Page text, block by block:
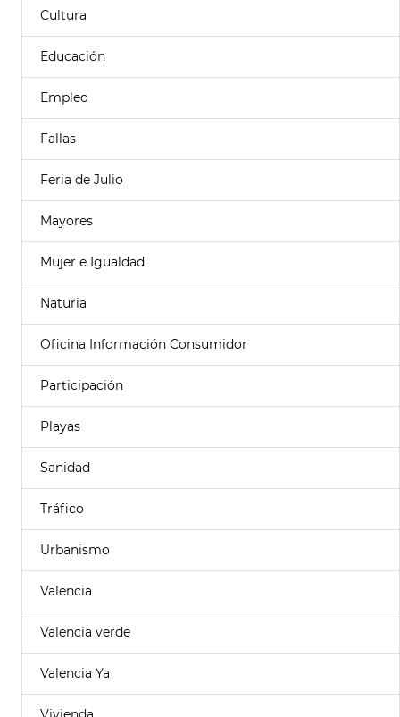
Cultura
Educación
Empleo
Fallas
Feria de Julio
Mayores
Mujer e Igualdad
Naturia
Oficina Información Consumidor
Participación
Playas
Sanidad
Tráfico
Urbanismo
Valencia
Valencia verde
Valencia Ya